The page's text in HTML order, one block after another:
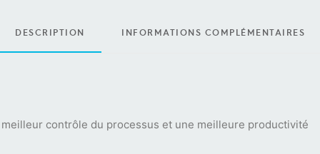
DESCRIPTION INFORMATIONS COMPLÉMENTAIRES
contrôle du processus et une meilleure productivité